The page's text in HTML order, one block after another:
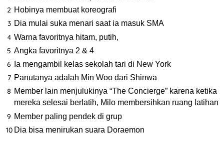
Hobinya membuat koreografi
Dia mulai suka menari saat ia masuk SMA
Warna favoritnya hitam, putih,
Angka favoritnya 2 & 4
Ia mengambil kelas sekolah tari di New York
Panutanya adalah Min Woo dari Shinwa
Member lain menjulukinya “The Concierge” karena ketika
mereka selesai berlatih, Milo membersihkan ruang latihan
Member paling pendek di grup
Dia bisa menirukan suara Doraemon